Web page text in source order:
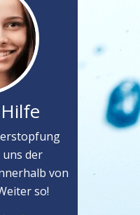
der
von
so!